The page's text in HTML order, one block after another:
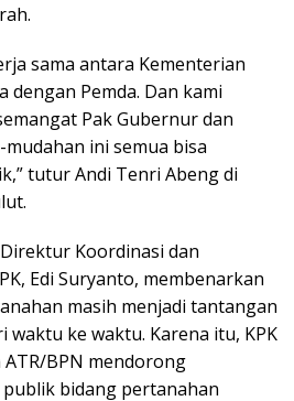
sama antara Kementerian
dengan Pemda. Dan kami
Pak Gubernur dan
ini semua bisa
tutur Andi Tenri Abeng di
Koordinasi dan
Edi Suryanto, membenarkan
masih menjadi tantangan
waktu ke waktu. Karena itu, KPK
BPN mendorong
bidang pertanahan